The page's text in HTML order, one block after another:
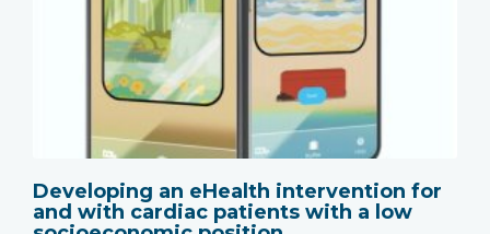
Developing an eHealth intervention for
and with cardiac patients with a low